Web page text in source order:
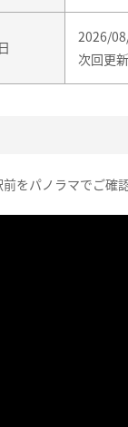
2026/
次回更
をパノラマでご確